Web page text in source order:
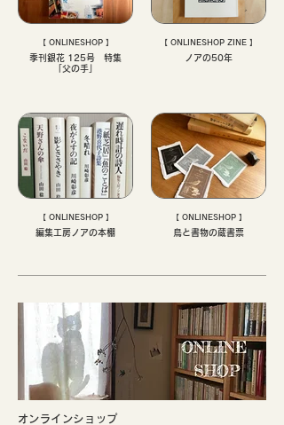
【 ONLINESHOP 】
季刊銀花 125号 特集
「父の手」
【 ONLINESHOP ZINE 】
ノアの50年
【 ONLINESHOP 】
編集工房ノアの本棚
【 ONLINESHOP 】
鳥と書物の蔵書票
​オンラインショップ